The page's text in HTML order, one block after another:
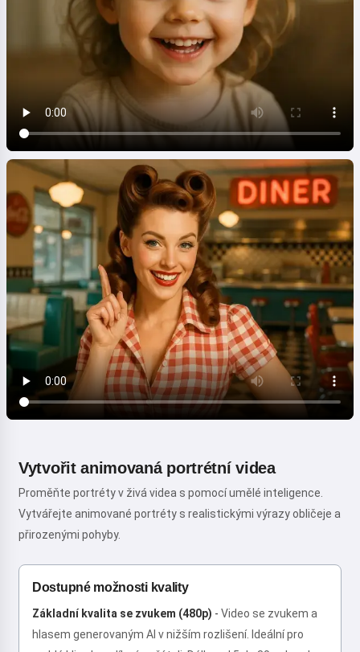
Vytvořit animovaná portrétní videa
Proměňte portréty v živá videa s pomocí umělé inteligence.
Vytvářejte animované portréty s realistickými výrazy obličeje a
přirozenými pohyby.
Dostupné možnosti kvality
Základní kvalita se zvukem (480p) - Video se zvukem a
hlasem generovaným AI v nižším rozlišení. Ideální pro